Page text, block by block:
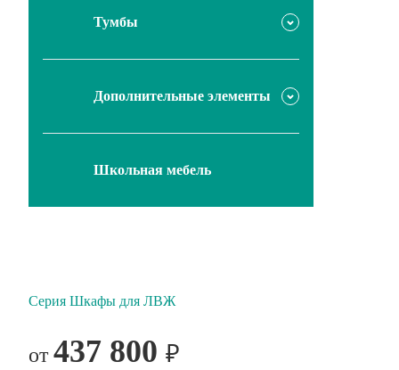
Специализированные столы
Тумбы
Передвижные тумбы
Дополнительные элементы
Полки
Электроустановочные изделия
Школьная мебель
Серия Шкафы для ЛВЖ
от437 800 ₽